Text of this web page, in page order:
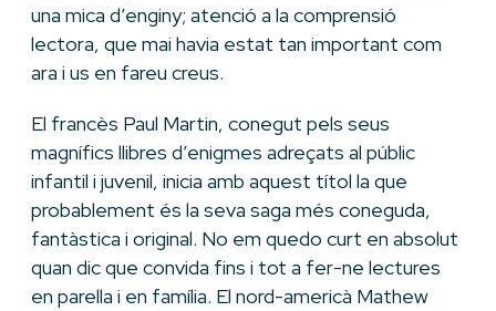
una mica d’enginy; atenció a la comprensió
lectora, que mai havia estat tan important com
ara i us en fareu creus.
El francès Paul Martin, conegut pels seus
magnífics llibres d’enigmes adreçats al públic
infantil i juvenil, inicia amb aquest títol la que
probablement és la seva saga més coneguda,
fantàstica i original. No em quedo curt en absolut
quan dic que convida fins i tot a fer-ne lectures
en parella i en família. El nord-americà Mathew